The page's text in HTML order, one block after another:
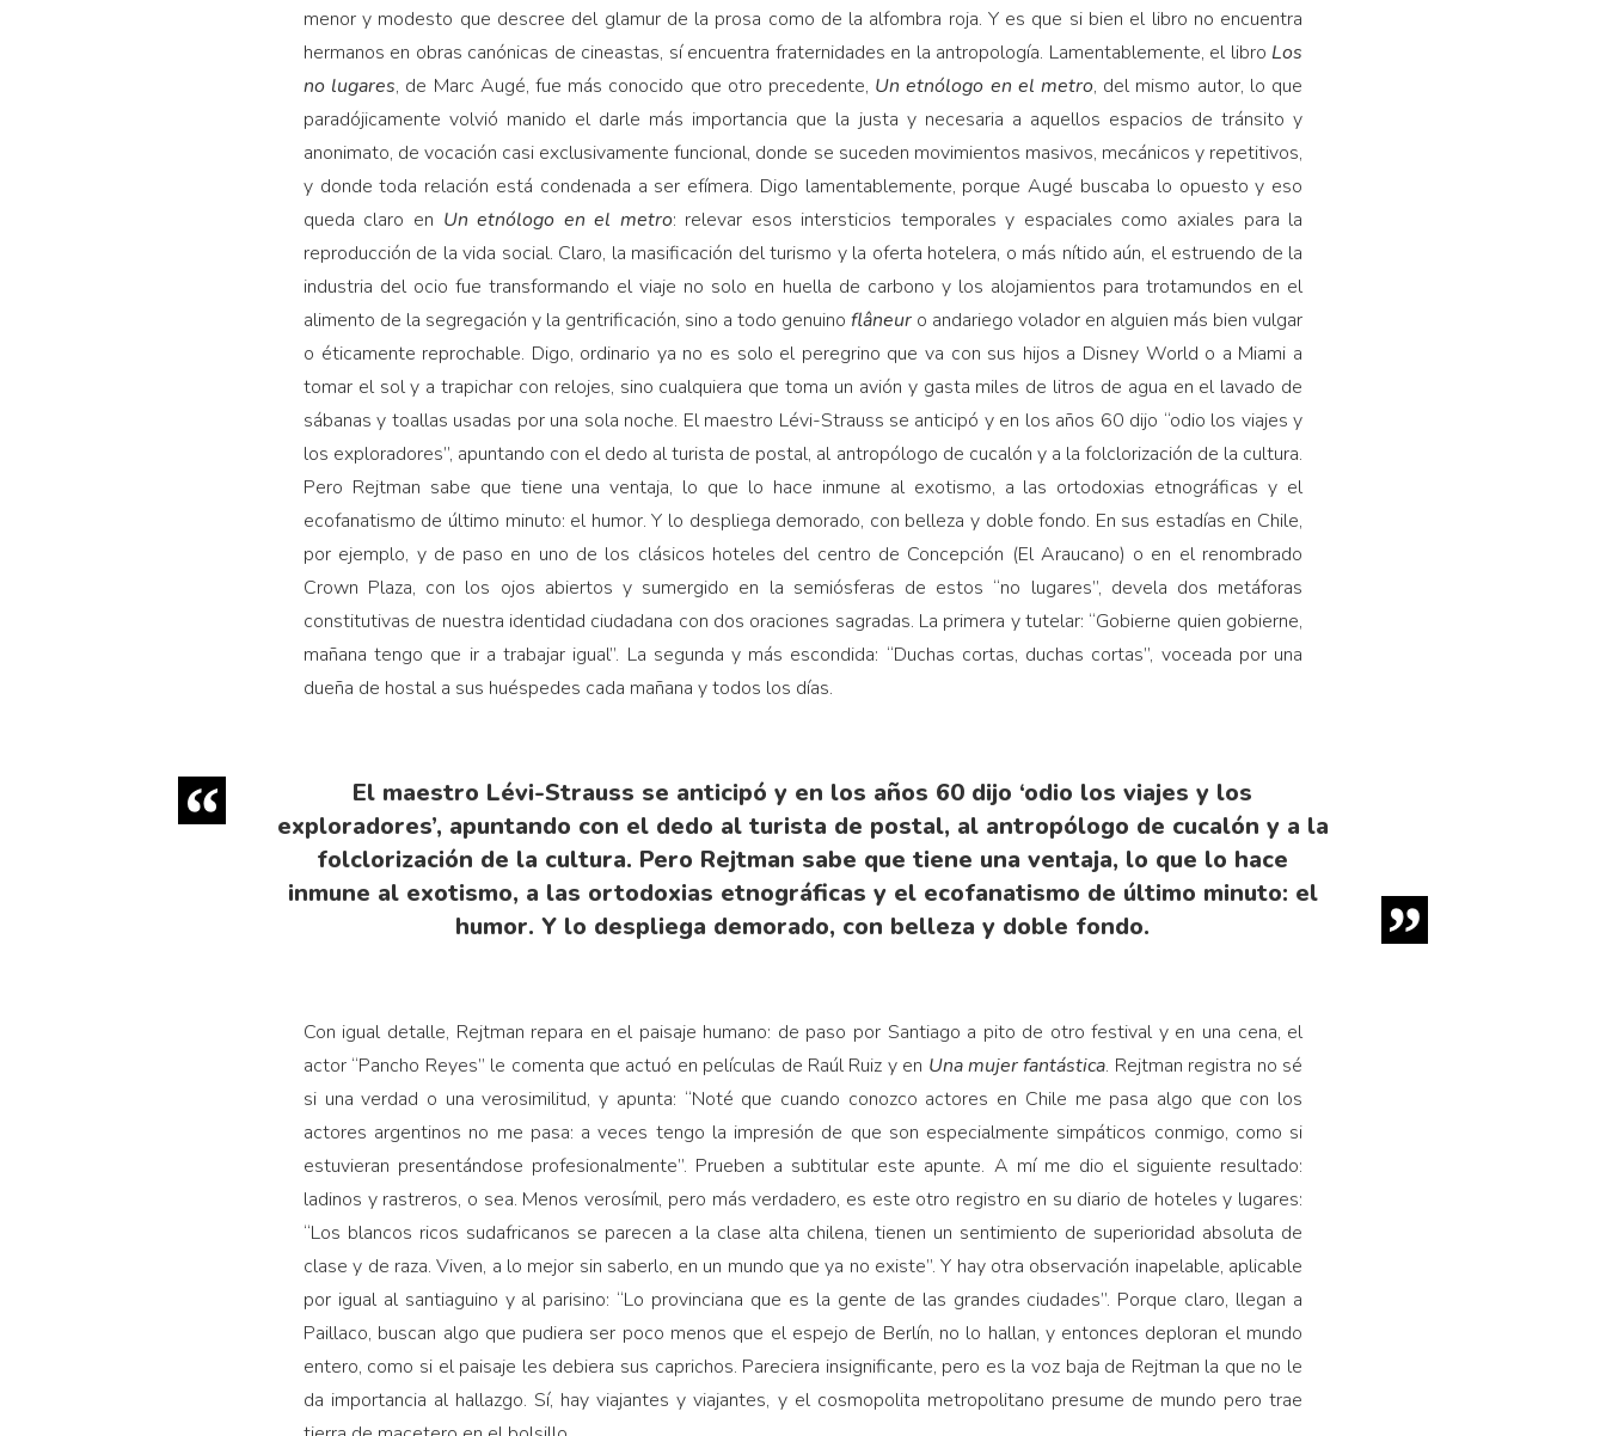
menor y modesto que descree del glamur de la prosa como de la alfombra roja. Y es que si bien el libro no encuentra
hermanos en obras canónicas de cineastas, sí encuentra fraternidades en la antropología. Lamentablemente, el libro Los
no lugares, de Marc Augé, fue más conocido que otro precedente, Un etnólogo en el metro, del mismo autor, lo que
paradójicamente volvió manido el darle más importancia que la justa y necesaria a aquellos espacios de tránsito y
anonimato, de vocación casi exclusivamente funcional, donde se suceden movimientos masivos, mecánicos y repetitivos,
y donde toda relación está condenada a ser efímera. Digo lamentablemente, porque Augé buscaba lo opuesto y eso
queda claro en Un etnólogo en el metro: relevar esos intersticios temporales y espaciales como axiales para la
reproducción de la vida social. Claro, la masificación del turismo y la oferta hotelera, o más nítido aún, el estruendo de la
industria del ocio fue transformando el viaje no solo en huella de carbono y los alojamientos para trotamundos en el
alimento de la segregación y la gentrificación, sino a todo genuino flâneur o andariego volador en alguien más bien vulgar
o éticamente reprochable. Digo, ordinario ya no es solo el peregrino que va con sus hijos a Disney World o a Miami a
tomar el sol y a trapichar con relojes, sino cualquiera que toma un avión y gasta miles de litros de agua en el lavado de
sábanas y toallas usadas por una sola noche. El maestro Lévi-Strauss se anticipó y en los años 60 dijo “odio los viajes y
los exploradores”, apuntando con el dedo al turista de postal, al antropólogo de cucalón y a la folclorización de la cultura.
Pero Rejtman sabe que tiene una ventaja, lo que lo hace inmune al exotismo, a las ortodoxias etnográficas y el
ecofanatismo de último minuto: el humor. Y lo despliega demorado, con belleza y doble fondo. En sus estadías en Chile,
por ejemplo, y de paso en uno de los clásicos hoteles del centro de Concepción (El Araucano) o en el renombrado
Crown Plaza, con los ojos abiertos y sumergido en la semiósferas de estos “no lugares”, devela dos metáforas
constitutivas de nuestra identidad ciudadana con dos oraciones sagradas. La primera y tutelar: “Gobierne quien gobierne,
mañana tengo que ir a trabajar igual”. La segunda y más escondida: “Duchas cortas, duchas cortas”, voceada por una
dueña de hostal a sus huéspedes cada mañana y todos los días.
El maestro Lévi-Strauss se anticipó y en los años 60 dijo ‘odio los viajes y los
exploradores’, apuntando con el dedo al turista de postal, al antropólogo de cucalón y a la
folclorización de la cultura. Pero Rejtman sabe que tiene una ventaja, lo que lo hace
inmune al exotismo, a las ortodoxias etnográficas y el ecofanatismo de último minuto: el
humor. Y lo despliega demorado, con belleza y doble fondo.
Con igual detalle, Rejtman repara en el paisaje humano: de paso por Santiago a pito de otro festival y en una cena, el
actor “Pancho Reyes” le comenta que actuó en películas de Raúl Ruiz y en Una mujer fantástica. Rejtman registra no sé
si una verdad o una verosimilitud, y apunta: “Noté que cuando conozco actores en Chile me pasa algo que con los
actores argentinos no me pasa: a veces tengo la impresión de que son especialmente simpáticos conmigo, como si
estuvieran presentándose profesionalmente”. Prueben a subtitular este apunte. A mí me dio el siguiente resultado:
ladinos y rastreros, o sea. Menos verosímil, pero más verdadero, es este otro registro en su diario de hoteles y lugares:
“Los blancos ricos sudafricanos se parecen a la clase alta chilena, tienen un sentimiento de superioridad absoluta de
clase y de raza. Viven, a lo mejor sin saberlo, en un mundo que ya no existe”. Y hay otra observación inapelable, aplicable
por igual al santiaguino y al parisino: “Lo provinciana que es la gente de las grandes ciudades”. Porque claro, llegan a
Paillaco, buscan algo que pudiera ser poco menos que el espejo de Berlín, no lo hallan, y entonces deploran el mundo
entero, como si el paisaje les debiera sus caprichos. Pareciera insignificante, pero es la voz baja de Rejtman la que no le
da importancia al hallazgo. Sí, hay viajantes y viajantes, y el cosmopolita metropolitano presume de mundo pero trae